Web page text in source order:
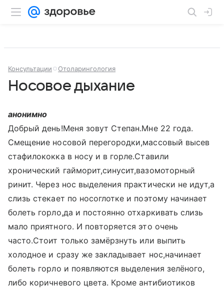
Консультации Отоларингология
Носовое дыхание
анонимно
Добрый день!Меня зовут Степан.Мне 22 года.
Смещение носовой перегородки,массовый высев
стафилококка в носу и в горле.Ставили
хронический гайморит,синусит,вазомоторный
ринит. Через нос выделения практически не идут,а
слизь стекает по носоглотке и поэтому начинает
болеть горло,да и постоянно отхаркивать слизь
мало приятного. И повторяется это очень
часто.Стоит только замёрзнуть или выпить
холодное и сразу же закладывает нос,начинает
болеть горло и появляются выделения зелёного,
либо коричневого цвета. Кроме антибиотиков